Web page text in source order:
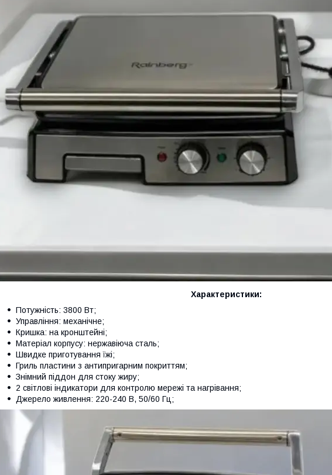
Характеристики:
Потужність: 3800 Вт;
Управління: механічне;
Кришка: на кронштейні;
Матеріал корпусу: нержавіюча сталь;
Швидке приготування їжі;
Гриль пластини з антипригарним покриттям;
Знімний піддон для стоку жиру;
2 світлові індикатори для контролю мережі та нагрівання;
Джерело живлення: 220-240 В, 50/60 Гц;